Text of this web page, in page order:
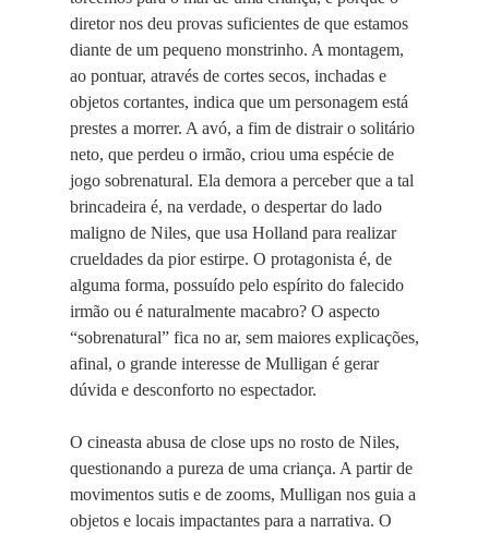
diretor nos deu provas suficientes de que estamos
diante de um pequeno monstrinho. A montagem,
ao pontuar, através de cortes secos, inchadas e
objetos cortantes, indica que um personagem está
prestes a morrer. A avó, a fim de distrair o solitário
neto, que perdeu o irmão, criou uma espécie de
jogo sobrenatural. Ela demora a perceber que a tal
brincadeira é, na verdade, o despertar do lado
maligno de Niles, que usa Holland para realizar
crueldades da pior estirpe. O protagonista é, de
alguma forma, possuído pelo espírito do falecido
irmão ou é naturalmente macabro? O aspecto
“sobrenatural” fica no ar, sem maiores explicações,
afinal, o grande interesse de Mulligan é gerar
dúvida e desconforto no espectador.
O cineasta abusa de close ups no rosto de Niles,
questionando a pureza de uma criança. A partir de
movimentos sutis e de zooms, Mulligan nos guia a
objetos e locais impactantes para a narrativa. O